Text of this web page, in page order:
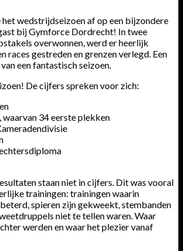
het wedstrijdseizoen af op een bijzondere
bij Gymforce Dordrecht! In twee
overwonnen, werd er heerlijk
races gestreden en grenzen verlegd. Een
een fantastisch seizoen.
De cijfers spreken voor zich:
waarvan 34 eerste plekken
staan niet in cijfers. Dit was vooral
trainingen: trainingen waarin
spieren zijn gekweekt, stembanden
niet te tellen waren. Waar
werden en waar het plezier vanaf